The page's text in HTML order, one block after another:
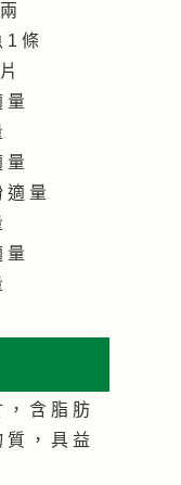
1 條
量
量
適 量
量
， 含 脂 肪
質 ， 具 益